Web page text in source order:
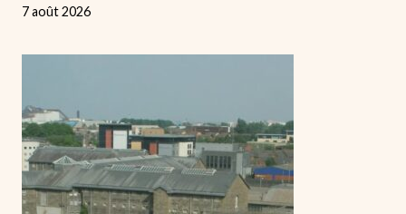
7 août 2026